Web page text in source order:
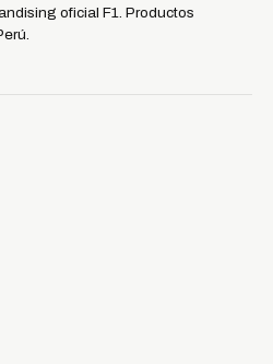
oficial F1. Productos